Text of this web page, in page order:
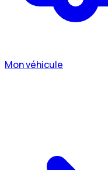
Mon véhicule